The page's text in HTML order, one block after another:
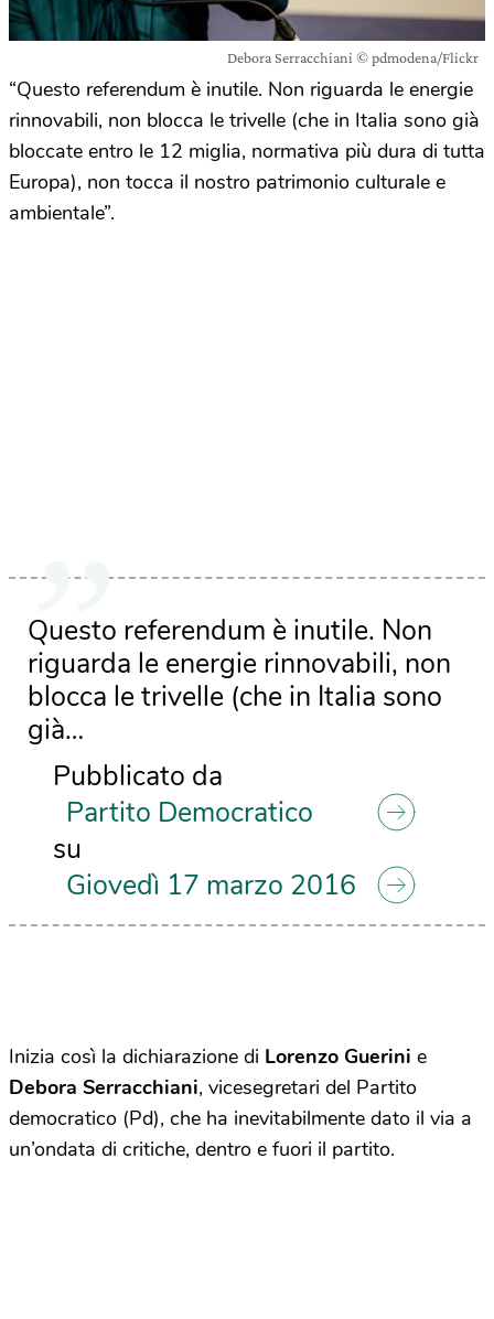
Debora Serracchiani © pdmodena/Flickr
“Questo referendum è inutile. Non riguarda le energie
rinnovabili, non blocca le trivelle (che in Italia sono già
bloccate entro le 12 miglia, normativa più dura di tutta
Europa), non tocca il nostro patrimonio culturale e
ambientale”.
Questo referendum è inutile. Non
riguarda le energie rinnovabili, non
blocca le trivelle (che in Italia sono
già…
Pubblicato da
Partito Democratico
su
Giovedì 17 marzo 2016
Inizia così la dichiarazione di Lorenzo Guerini e
Debora Serracchiani, vicesegretari del Partito
democratico (Pd), che ha inevitabilmente dato il via a
un’ondata di critiche, dentro e fuori il partito.